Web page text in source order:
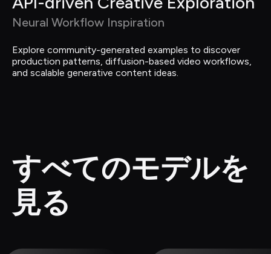
Neural Workflow Inspiration
Explore community-generated examples to discover
production patterns, diffusion-based video workflows,
and scalable generative content ideas.
すべてのモデルを
見る